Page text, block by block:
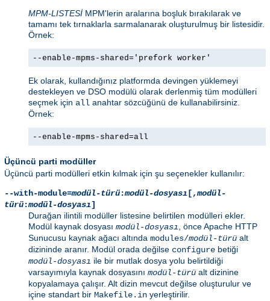
MPM-LISTESİ MPM'lerin aralarına boşluk bırakılarak ve
tamamı tek tırnaklarla sarmalanarak oluşturulmuş bir listesidir.
Örnek:
--enable-mpms-shared='prefork worker'
Ek olarak, kullandığınız platformda devingen yüklemeyi
destekleyen ve DSO modülü olarak derlenmiş tüm modülleri
seçmek için all anahtar sözcüğünü de kullanabilirsiniz.
Örnek:
--enable-mpms-shared=all
Üçüncü parti modüller
Üçüncü parti modülleri etkin kılmak için şu seçenekler kullanılır:
--with-module=modül-türü:modül-dosyası [,modül-
türü:modül-dosyası]
Durağan ilintili modüller listesine belirtilen modülleri ekler.
Modül kaynak dosyası modül-dosyası, önce Apache HTTP
Sunucusu kaynak ağacı altında modules/modül-türü alt
dizininde aranır. Modül orada değilse configure betiği
modül-dosyası ile bir mutlak dosya yolu belirtildiği
varsayımıyla kaynak dosyasını modül-türü alt dizinine
kopyalamaya çalışır. Alt dizin mevcut değilse oluşturulur ve
içine standart bir Makefile.in yerleştirilir.